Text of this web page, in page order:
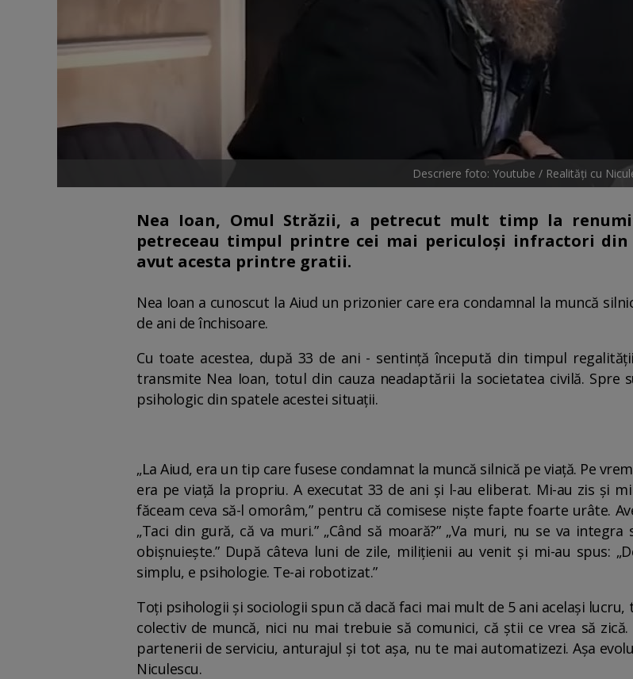
Descriere foto: Youtube / Realități cu
Nea Ioan, Omul Străzii, a petrecut mult timp la
petreceau timpul printre cei mai periculoși infractori din
avut acesta printre gratii.
Nea Ioan a cunoscut la Aiud un prizonier care era condamnal la muncă
de ani de închisoare.
Cu toate acestea, după 33 de ani - sentință începută din timpul
transmite Nea Ioan, totul din cauza neadaptării la societatea civilă. Spre
psihologic din spatele acestei situații.
„La Aiud, era un tip care fusese condamnat la muncă silnică pe viață. Pe
era pe viață la propriu. A executat 33 de ani și l-au eliberat. Mi-au zis și
făceam ceva să-l omorâm,” pentru că comisese niște fapte foarte urâte.
„Taci din gură, că va muri.” „Când să moară?” „Va muri, nu se va
obișnuiește.” După câteva luni de zile, milițienii au venit și mi-au spus:
simplu, e psihologie. Te-ai robotizat.”
Toți psihologii și sociologii spun că dacă faci mai mult de 5 ani același
colectiv de muncă, nici nu mai trebuie să comunici, că știi ce vrea să
partenerii de serviciu, anturajul și tot așa, nu te mai automatizezi. Așa
Niculescu.